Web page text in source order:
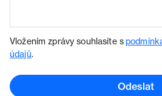
Vložením zprávy souhlasíte s
údajů.
Odeslat